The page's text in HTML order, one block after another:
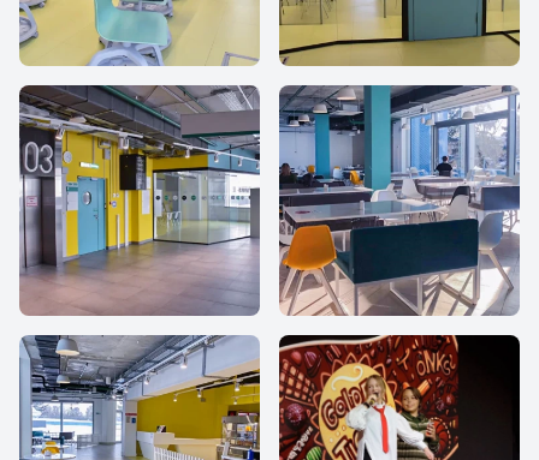
IThub school iHub school
iHub school iHub school